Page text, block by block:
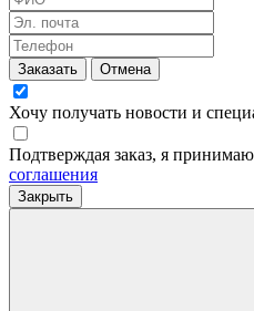
Заказать Отмена
Хочу получать новости и
Подтверждая заказ, я
соглашения
Закрыть